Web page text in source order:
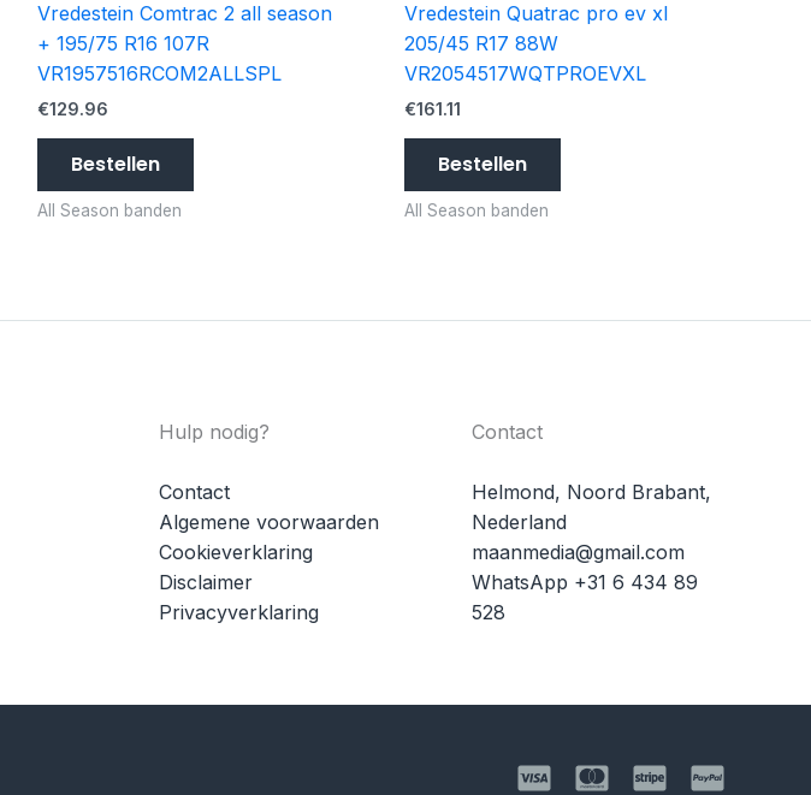
Vredestein Comtrac 2 all season
+ 195/75 R16 107R
VR1957516RCOM2ALLSPL
€129.96
Bestellen
All Season banden
Vredestein Quatrac pro ev xl
205/45 R17 88W
VR2054517WQTPROEVXL
€161.11
Bestellen
All Season banden
Hulp nodig?
Contact
Algemene voorwaarden
Cookieverklaring
Disclaimer
Privacyverklaring
Contact
Helmond, Noord Brabant,
Nederland
maanmedia@gmail.com
WhatsApp +31 6 434 89
528